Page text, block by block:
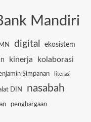
Mandiri
digital ekosistem
kinerja kolaborasi
Simpanan literasi
DIN nasabah
penghargaan